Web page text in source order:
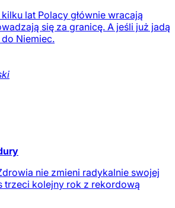
lat Polacy głównie wracają
się za granicę. A jeśli już jadą
Niemiec.
nie zmieni radykalnie swojej
trzeci kolejny rok z rekordową